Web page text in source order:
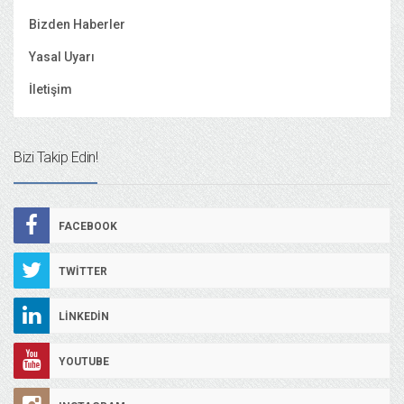
Bizden Haberler
Yasal Uyarı
İletişim
Bizi Takip Edin!
FACEBOOK
TWITTER
LINKEDIN
YOUTUBE